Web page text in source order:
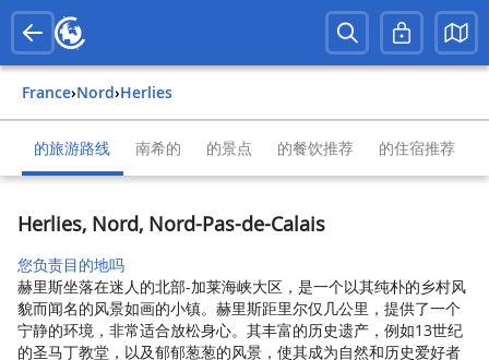
France› Nord› Herlies
的旅游路线 南希的 的景点 的餐饮推荐 的住宿推荐
Herlies, Nord, Nord-Pas-de-Calais
您负责目的地吗
赫里斯坐落在迷人的北部-加莱海峡大区，是一个以其纯朴的乡村风
貌而闻名的风景如画的小镇。赫里斯距里尔仅几公里，提供了一个
宁静的环境，非常适合放松身心。其丰富的历史遗产，例如13世纪
的圣马丁教堂，以及郁郁葱葱的风景，使其成为自然和历史爱好者